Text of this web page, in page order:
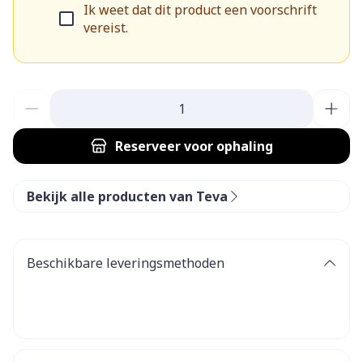
Ik weet dat dit product een voorschrift
vereist.
Reserveervoor ophaling
Bekijk alle producten van Teva
Beschikbare leveringsmethoden